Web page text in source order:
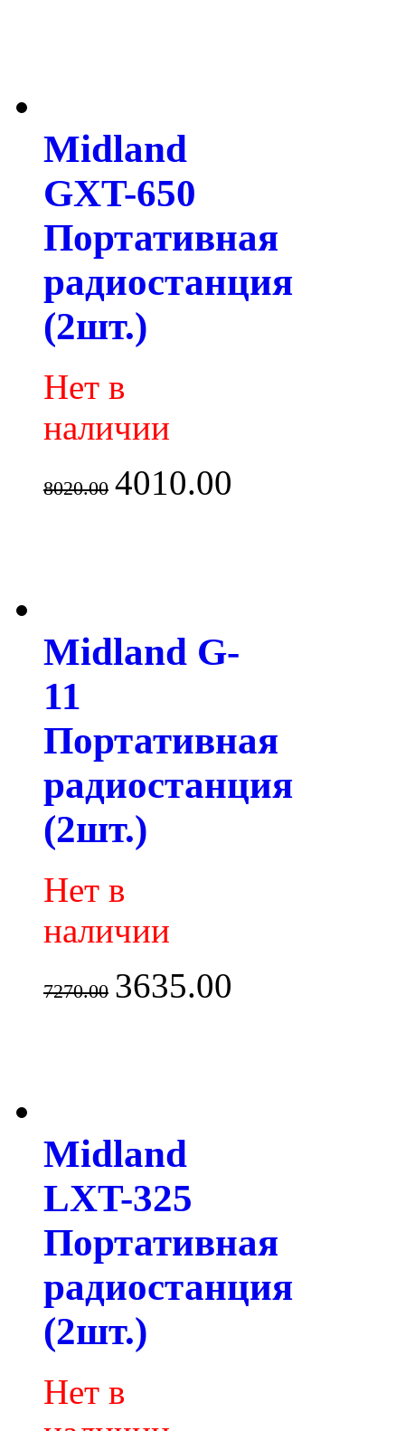
Midland
GXT-650
Портативная
радиостанция
(2шт.)
Нет в
наличии
8020.00 4010.00
Midland G-
11
Портативная
радиостанция
(2шт.)
Нет в
наличии
7270.00 3635.00
Midland
LXT-325
Портативная
радиостанция
(2шт.)
Нет в